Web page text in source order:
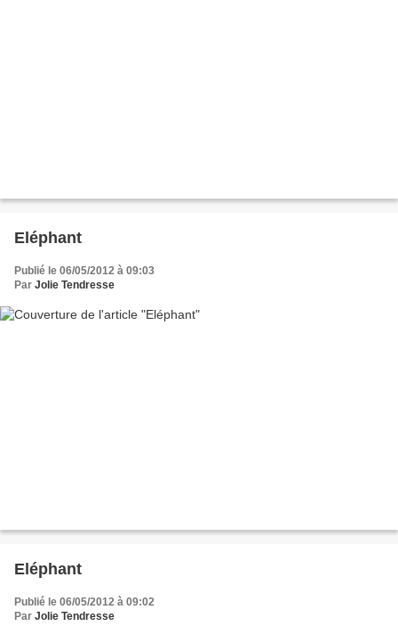
Eléphant
Publié le 06/05/2012 à 09:03
Par Jolie Tendresse
Eléphant
Publié le 06/05/2012 à 09:02
Par Jolie Tendresse